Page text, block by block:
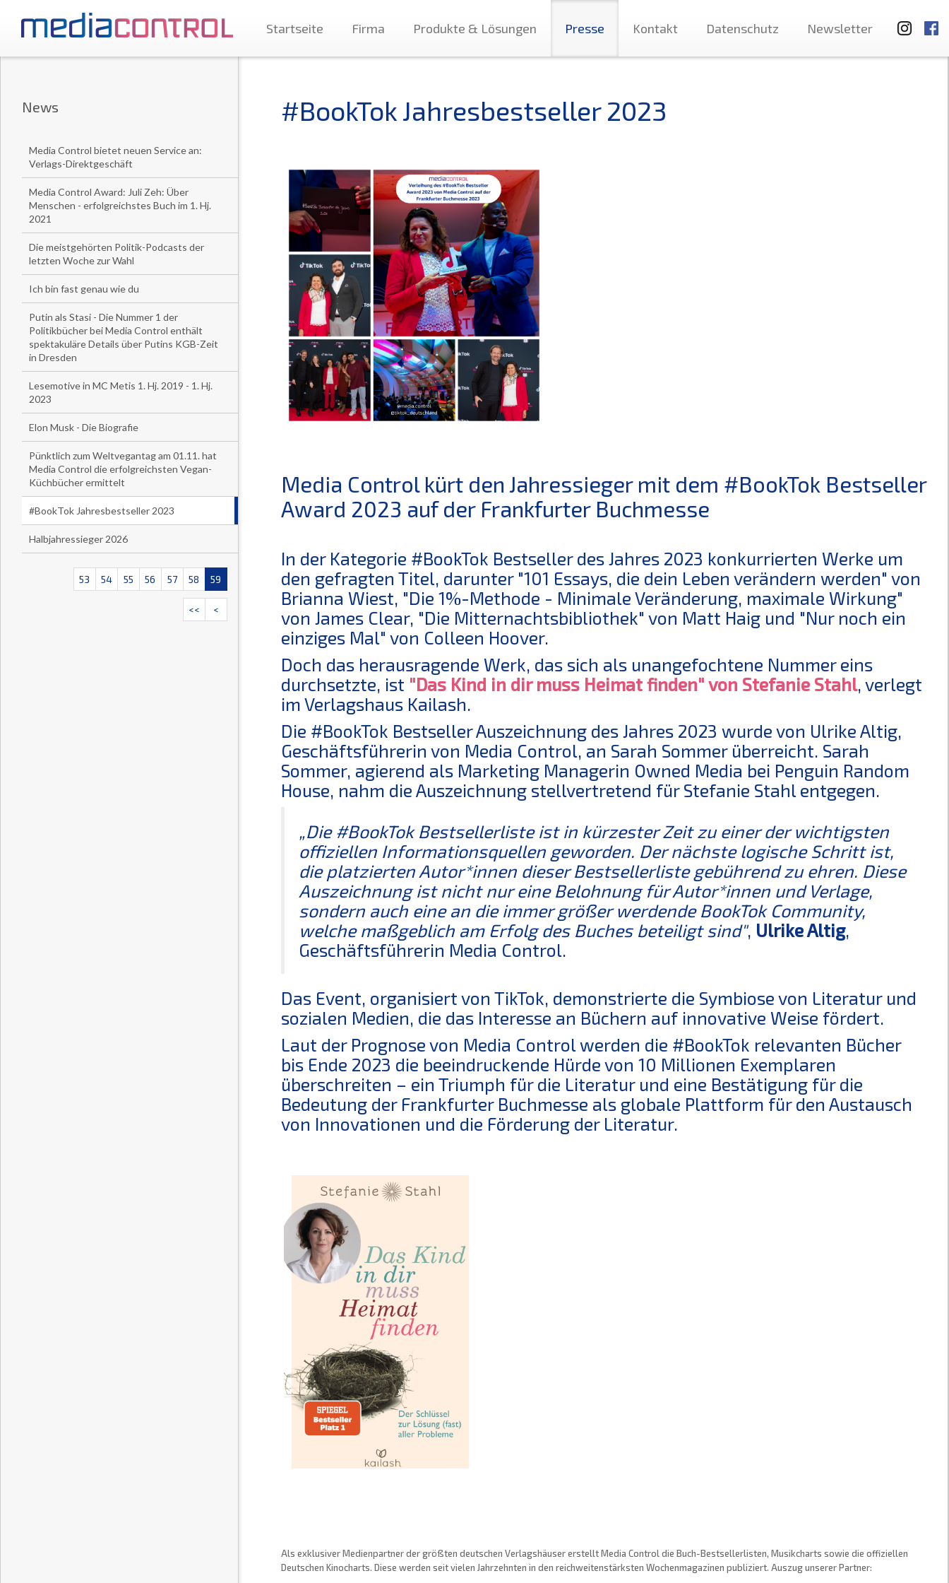
Startseite Firma Produkte & Lösungen Presse Kontakt Datenschutz Newsletter
News
Media Control bietet neuen Service an:
Verlags-Direktgeschäft
Media Control Award: Juli Zeh: Über
Menschen - erfolgreichstes Buch im 1. Hj.
2021
Die meistgehörten Politik-Podcasts der
letzten Woche zur Wahl
Ich bin fast genau wie du
Putin als Stasi - Die Nummer 1 der
Politikbücher bei Media Control enthält
spektakuläre Details über Putins KGB-Zeit
in Dresden
Lesemotive in MC Metis 1. Hj. 2019 - 1. Hj.
2023
Elon Musk - Die Biografie
Pünktlich zum Weltvegantag am 01.11. hat
Media Control die erfolgreichsten Vegan-
Küchbücher ermittelt
#BookTok Jahresbestseller 2023
Halbjahressieger 2026
53 54 55 56 57 58 59
<< <
#BookTok Jahresbestseller 2023
Media Control kürt den Jahressieger mit dem #BookTok Bestseller
Award 2023 auf der Frankfurter Buchmesse
In der Kategorie #BookTok Bestseller des Jahres 2023 konkurrierten Werke um
den gefragten Titel, darunter "101 Essays, die dein Leben verändern werden" von
Brianna Wiest, "Die 1%-Methode - Minimale Veränderung, maximale Wirkung"
von James Clear, "Die Mitternachtsbibliothek" von Matt Haig und "Nur noch ein
einziges Mal" von Colleen Hoover.
Doch das herausragende Werk, das sich als unangefochtene Nummer eins
durchsetzte, ist "Das Kind in dir muss Heimat finden" von Stefanie Stahl, verlegt
im Verlagshaus Kailash.
Die #BookTok Bestseller Auszeichnung des Jahres 2023 wurde von Ulrike Altig,
Geschäftsführerin von Media Control, an Sarah Sommer überreicht. Sarah
Sommer, agierend als Marketing Managerin Owned Media bei Penguin Random
House, nahm die Auszeichnung stellvertretend für Stefanie Stahl entgegen.
„Die #BookTok Bestsellerliste ist in kürzester Zeit zu einer der wichtigsten
offiziellen Informationsquellen geworden. Der nächste logische Schritt ist,
die platzierten Autor*innen dieser Bestsellerliste gebührend zu ehren. Diese
Auszeichnung ist nicht nur eine Belohnung für Autor*innen und Verlage,
sondern auch eine an die immer größer werdende BookTok Community,
welche maßgeblich am Erfolg des Buches beteiligt sind", Ulrike Altig,
Geschäftsführerin Media Control.
Das Event, organisiert von TikTok, demonstrierte die Symbiose von Literatur und
sozialen Medien, die das Interesse an Büchern auf innovative Weise fördert.
Laut der Prognose von Media Control werden die #BookTok relevanten Bücher
bis Ende 2023 die beeindruckende Hürde von 10 Millionen Exemplaren
überschreiten – ein Triumph für die Literatur und eine Bestätigung für die
Bedeutung der Frankfurter Buchmesse als globale Plattform für den Austausch
von Innovationen und die Förderung der Literatur.
Als exklusiver Medienpartner der größten deutschen Verlagshäuser erstellt Media Control die Buch-Bestsellerlisten, Musikcharts sowie die offiziellen
Deutschen Kinocharts. Diese werden seit vielen Jahrzehnten in den reichweitenstärksten Wochenmagazinen publiziert. Auszug unserer Partner: